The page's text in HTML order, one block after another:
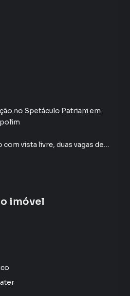
no Spetáculo Patriani em
vista livre, duas vagas de
Localizado em uma
com vista livre, ótima
moderno.
imóvel